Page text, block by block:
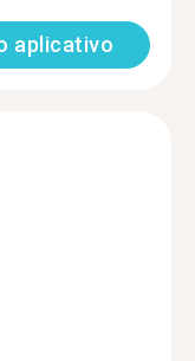
aplicativo